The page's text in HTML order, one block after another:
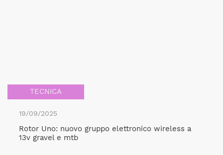
TECNICA
19/09/2025
Rotor Uno: nuovo gruppo elettronico wireless a
13v gravel e mtb